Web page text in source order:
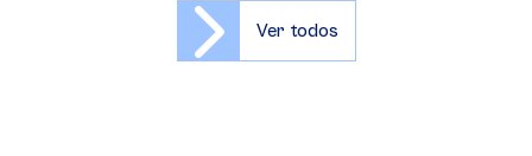
Ver todos